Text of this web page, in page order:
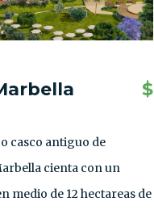
$
casco antiguo de
cienta con un
medio de 12 hectareas de